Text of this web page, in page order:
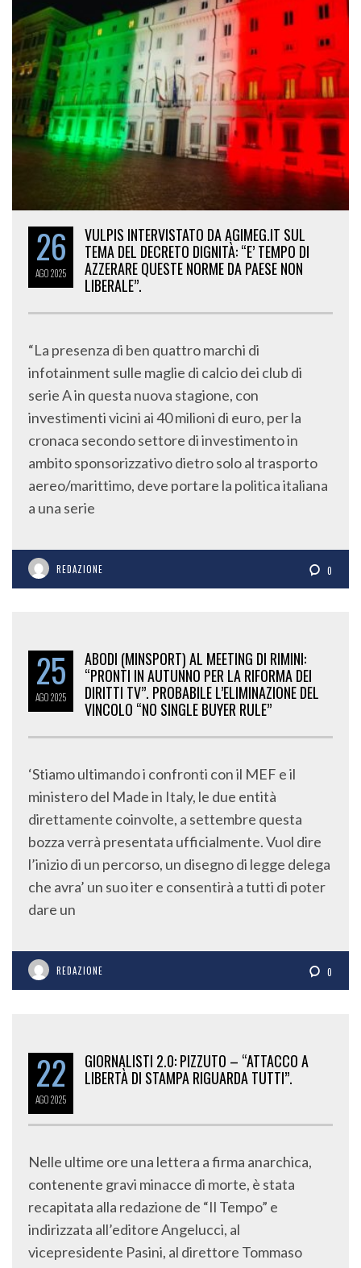
26
AGO2025
VULPIS INTERVISTATO DA AGIMEG.IT SUL
TEMA DEL DECRETO DIGNITÀ: “E’ TEMPO DI
AZZERARE QUESTE NORME DA PAESE NON
LIBERALE”.
“La presenza di ben quattro marchi di
infotainment sulle maglie di calcio dei club di
serie A in questa nuova stagione, con
investimenti vicini ai 40 milioni di euro, per la
cronaca secondo settore di investimento in
ambito sponsorizzativo dietro solo al trasporto
aereo/marittimo, deve portare la politica italiana
a una serie
REDAZIONE 0
25
AGO2025
ABODI (MINSPORT) AL MEETING DI RIMINI:
“PRONTI IN AUTUNNO PER LA RIFORMA DEI
DIRITTI TV”. PROBABILE L’ELIMINAZIONE DEL
VINCOLO “NO SINGLE BUYER RULE”
‘Stiamo ultimando i confronti con il MEF e il
ministero del Made in Italy, le due entità
direttamente coinvolte, a settembre questa
bozza verrà presentata ufficialmente. Vuol dire
l’inizio di un percorso, un disegno di legge delega
che avra’ un suo iter e consentirà a tutti di poter
dare un
REDAZIONE 0
22
AGO2025
GIORNALISTI 2.0: PIZZUTO – “ATTACCO A
LIBERTÀ DI STAMPA RIGUARDA TUTTI”.
Nelle ultime ore una lettera a firma anarchica,
contenente gravi minacce di morte, è stata
recapitata alla redazione de “Il Tempo” e
indirizzata all’editore Angelucci, al
vicepresidente Pasini, al direttore Tommaso